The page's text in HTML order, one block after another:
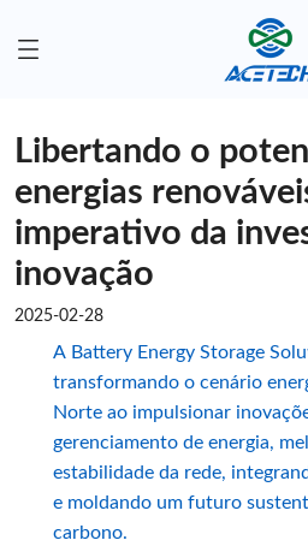
Libertando o
energias
imperativo da
inovação
2025-02-28
A Battery Energy Storage
transformando o cenário
Norte ao impulsionar
gerenciamento de energia,
estabilidade da rede,
e moldando um futuro
carbono.